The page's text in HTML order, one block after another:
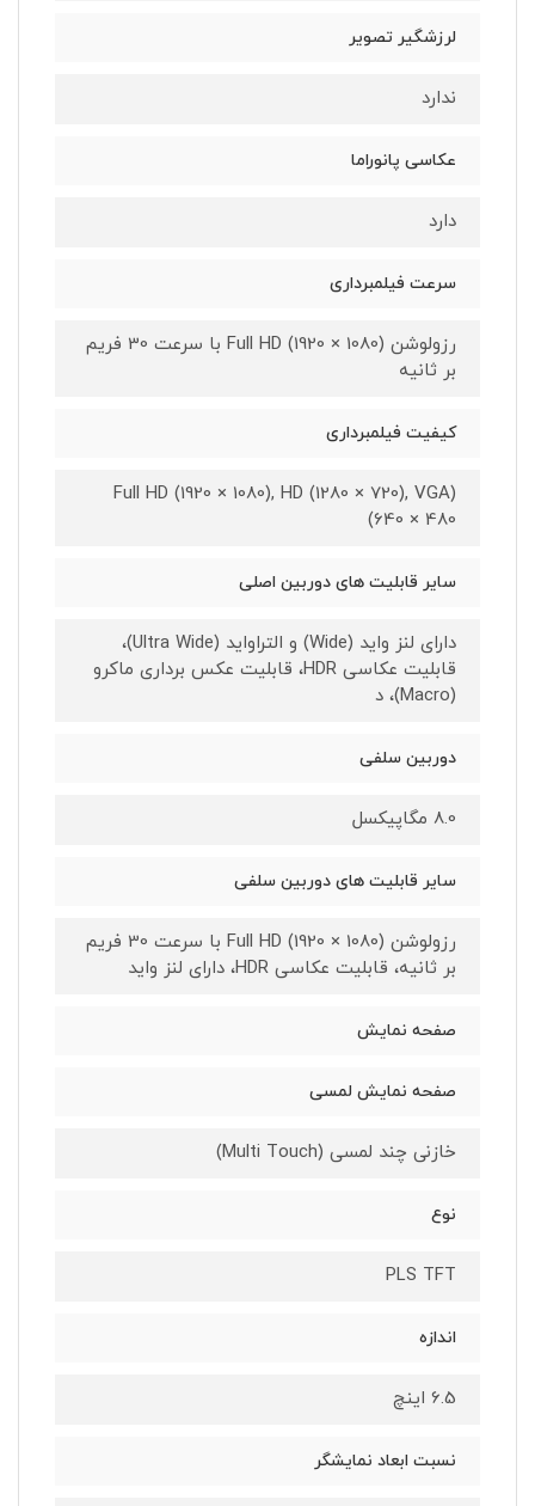
لرزشگیر تصویر
ندارد
عکاسی پانوراما
دارد
سرعت فیلمبرداری
رزولوشن (1080 × 1920) Full HD با سرعت 30 فریم
بر ثانیه
کیفیت فیلمبرداری
(Full HD (1920 × 1080), HD (1280 × 720), VGA
(640 × 480
سایر قابلیت های دوربین اصلی
دارای لنز واید (Wide) و التراواید (Ultra Wide)،
قابلیت عکاسی HDR، قابلیت عکس برداری ماکرو
(Macro)، د
دوربین سلفی
8.0 مگاپیکسل
سایر قابلیت های دوربین سلفی
رزولوشن (1080 × 1920) Full HD با سرعت 30 فریم
بر ثانیه، قابلیت عکاسی HDR، دارای لنز واید
صفحه نمایش
صفحه نمایش لمسی
خازنی چند لمسی (Multi Touch)
نوع
PLS TFT
اندازه
6.5 اینچ
نسبت ابعاد نمایشگر